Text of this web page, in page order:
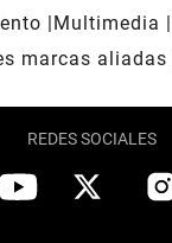
Multimedia
marcas aliadas
REDES SOCIALES